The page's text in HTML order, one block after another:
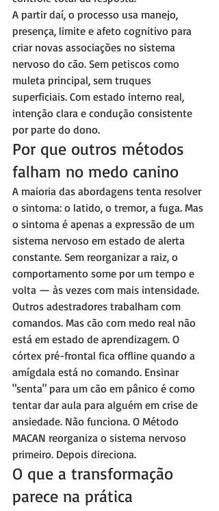
A partir daí, o processo usa manejo,
presença, limite e afeto cognitivo para
criar novas associações no sistema
nervoso do cão. Sem petiscos como
muleta principal, sem truques
superficiais. Com estado interno real,
intenção clara e condução consistente
por parte do dono.
Por que outros métodos
falham no medo canino
A maioria das abordagens tenta resolver
o sintoma: o latido, o tremor, a fuga. Mas
o sintoma é apenas a expressão de um
sistema nervoso em estado de alerta
constante. Sem reorganizar a raiz, o
comportamento some por um tempo e
volta — às vezes com mais intensidade.
Outros adestradores trabalham com
comandos. Mas cão com medo real não
está em estado de aprendizagem. O
córtex pré-frontal fica offline quando a
amígdala está no comando. Ensinar
"senta" para um cão em pânico é como
tentar dar aula para alguém em crise de
ansiedade. Não funciona. O Método
MACAN reorganiza o sistema nervoso
primeiro. Depois direciona.
O que a transformação
parece na prática